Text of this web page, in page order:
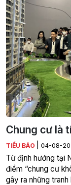
Chung cư là
TIỂU BẢO 04-08-
Từ định hướng tại
điểm “chung cư
gây ra những